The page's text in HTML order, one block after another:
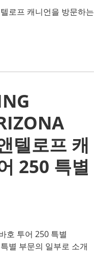
로프 캐니언을 방문하는
텔로프 캐
250 특별
호 투어 250 특별
별 부문의 일부로 소개